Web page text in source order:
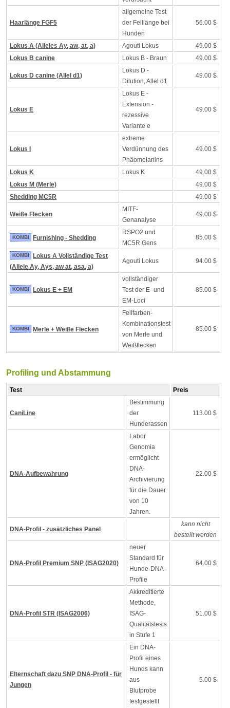
Haarlänge FGF5
allgemeine Test
der Felllänge bei
Hunden
56.00 $
Lokus A (Alleles Ay, aw, at, a) Agouti Lokus
49.00 $
Lokus B canine
Lokus B - Braun 49.00 $
Lokus D canine (Allel d1)
Lokus D -
Dilution, Allel d1
49.00 $
Lokus E
Lokus E -
Extension -
rezessive
Variante e
49.00 $
Lokus I
extreme
Verdünnung des
Phäomelanins
49.00 $
Lokus K Lokus K
49.00 $
Lokus M (Merle)
49.00 $
Shedding MC5R
49.00 $
Weiße Flecken
MITF-
Genanalyse
49.00 $
KOMBI Furnishing - Shedding
RSPO2 und
MC5R Gens
85.00 $
KOMBI
Lokus A Vollständige Test
(Allele Ay, Ays, aw at, asa, a)
Agouti Lokus 94.00 $
KOMBI Lokus E + EM
vollständiger
Test der E- und
EM-Loci
85.00 $
KOMBI Merle + Weiße Flecken
Fellfarben-
Kombinationstest
von Merle und
Weißflecken
85.00 $
Profiling und Abstammung
Test Preis
CaniLine
Bestimmung
der
Hunderassen
113.00 $
DNA-Aufbewahrung
Labor
Genomia
ermöglicht
DNA-
Archivierung
für die Dauer
von 10
Jahren.
22.00 $
DNA-Profil - zusätzliches Panel
kann nicht
bestellt werden
DNA-Profil Premium SNP (ISAG2020)
neuer
Standard für
Hunde-DNA-
Profile
64.00 $
DNA-Profil STR (ISAG2006)
Akkreditierte
Methode,
ISAG-
Qualitätstests
in Stufe 1
51.00 $
Elternschaft dazu SNP DNA-Profil - für
Jungen
Ein DNA-
Profil eines
Hunds kann
aus
Blutprobe
festgestellt
5.00 $